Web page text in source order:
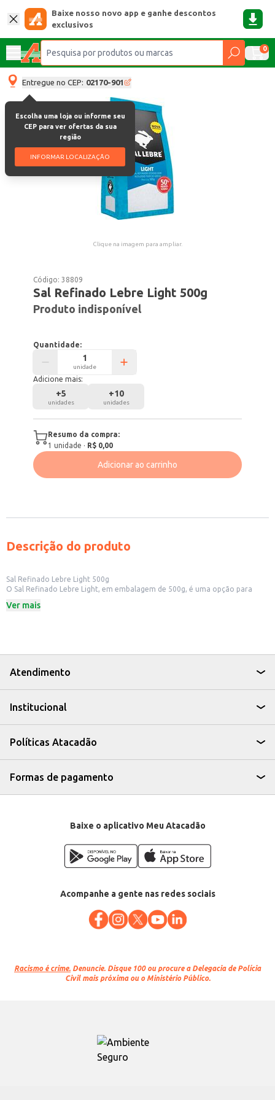
Baixe nosso novo app e ganhe descontos
exclusivos
0
Entregue no CEP: 02170-901
Escolha uma loja ou informe seu
CEP para ver ofertas da sua
região
INFORMAR LOCALIZAÇÃO
Clique na imagem para ampliar.
Código:38809
Sal Refinado Lebre Light 500g
Produto indisponível
Quantidade:
unidade
Adicione mais:
+5
unidades
+10
unidades
Resumo da compra:
1 unidade · R$ 0,00
Adicionar ao carrinho
Descrição do produto
Sal Refinado Lebre Light 500g
O Sal Refinado Lebre Light, em embalagem de 500g, é uma opção para
uso doméstico, em restaurantes e outros estabelecimentos comerciais que
o sabor.
Perfeito para temperar pratos no dia a dia, controlando a quantidade de
sódio.
Ver mais
Atendimento
Institucional
Políticas Atacadão
Formas de pagamento
Baixe o aplicativo Meu Atacadão
Acompanhe a gente nas redes sociais
Racismo é crime. Denuncie. Disque 100 ou procure a Delegacia de Polícia
Civil mais próxima ou o Ministério Público.